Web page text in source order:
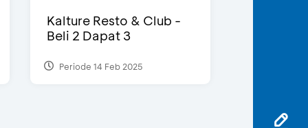
Kalture Resto & Club -
Beli 2 Dapat 3
Periode 14 Feb 2025